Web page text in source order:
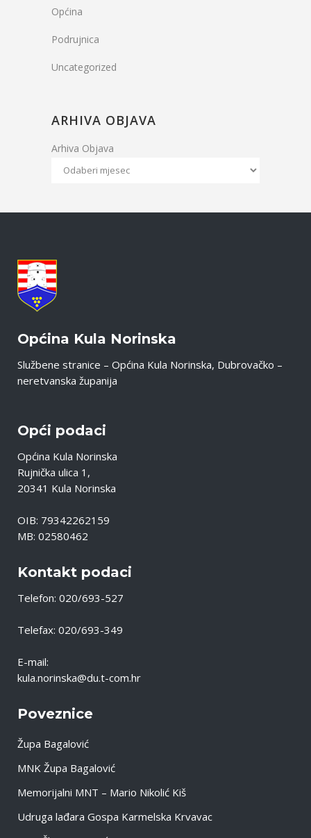
Općina
Podrujnica
Uncategorized
ARHIVA OBJAVA
Arhiva Objava
Općina Kula Norinska
Službene stranice – Općina Kula Norinska, Dubrovačko –
neretvanska županija
Opći podaci
Općina Kula Norinska
Rujnička ulica 1,
20341 Kula Norinska
OIB: 79342262159
MB: 02580462
Kontakt podaci
Telefon: 020/693-527
Telefax: 020/693-349
E-mail:
kula.norinska@du.t-com.hr
Poveznice
Župa Bagalović
MNK Župa Bagalović
Memorijalni MNT – Mario Nikolić Kiš
Udruga lađara Gospa Karmelska Krvavac